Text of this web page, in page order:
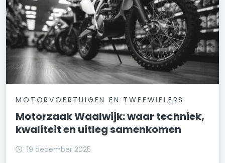
MOTORVOERTUIGEN EN TWEEWIELERS
Motorzaak Waalwijk: waar techniek,
kwaliteit en uitleg samenkomen
19 december 2025